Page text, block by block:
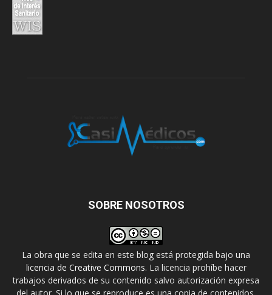
SOBRE NOSOTROS
La obra que se edita en este blog está protegida bajo una
licencia de Creative Commons. La licencia prohíbe hacer
trabajos derivados de su contenido salvo autorización expresa